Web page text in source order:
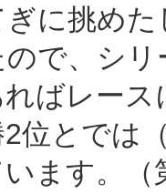
ぎに挑め
ので、シ
ばレー
位とでは
ます。